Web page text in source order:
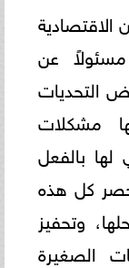
الاقتصادية
أنه تم عقد اجتماع مع 120 مسئولاً عن
التحديات
مشكلات
بالفعل
حصر كل هذه
وتحفيز
الصغيرة